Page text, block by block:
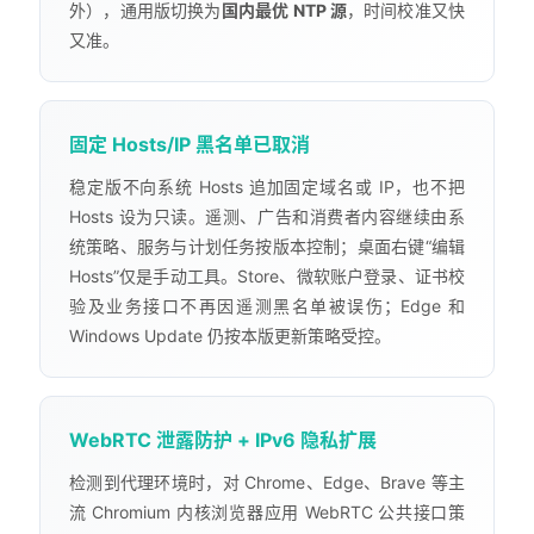
外），通用版切换为国内最优 NTP 源，时间校准又快
又准。
固定 Hosts/IP 黑名单已取消
稳定版不向系统 Hosts 追加固定域名或 IP，也不把
Hosts 设为只读。遥测、广告和消费者内容继续由系
统策略、服务与计划任务按版本控制；桌面右键“编辑
Hosts”仅是手动工具。Store、微软账户登录、证书校
验及业务接口不再因遥测黑名单被误伤；Edge 和
Windows Update 仍按本版更新策略受控。
WebRTC 泄露防护 + IPv6 隐私扩展
检测到代理环境时，对 Chrome、Edge、Brave 等主
流 Chromium 内核浏览器应用 WebRTC 公共接口策